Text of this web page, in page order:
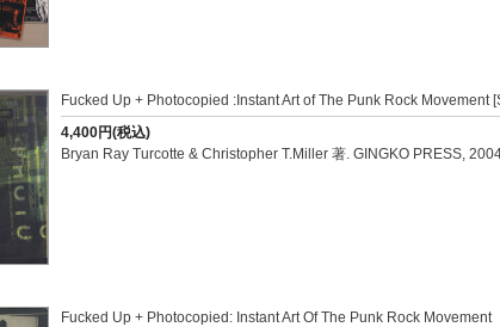
Fucked Up + Photocopied :Instant Art of The Punk Rock Movement
4,400円(税込)
Bryan Ray Turcotte & Christopher T.Miller 著. GINGKO PRESS,
Fucked Up + Photocopied: Instant Art Of The Punk Rock Movement